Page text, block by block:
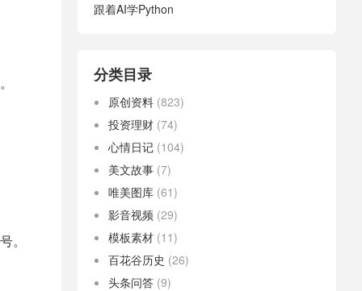
。
跟着AI学Python
分类目录
原创资料 (823)
投资理财 (74)
心情日记 (104)
美文故事 (7)
唯美图库 (61)
影音视频 (29)
模板素材 (11)
百花谷历史 (26)
头条问答 (9)